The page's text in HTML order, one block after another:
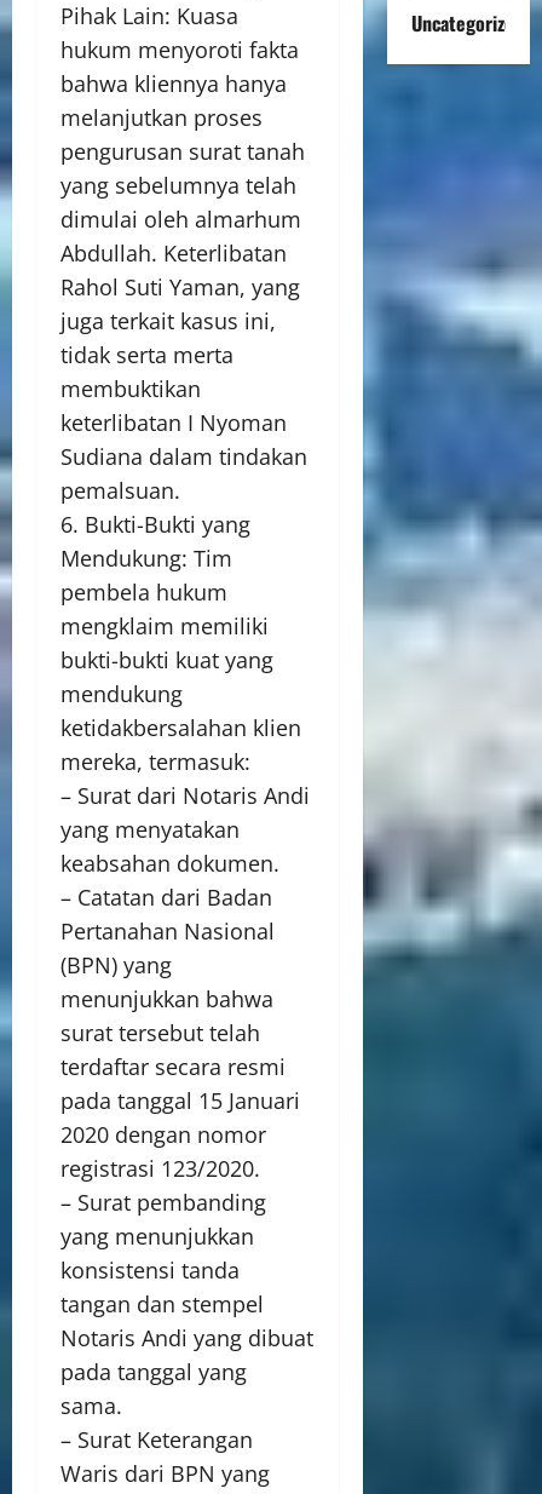
Pihak Lain: Kuasa
hukum menyoroti fakta
bahwa kliennya hanya
melanjutkan proses
pengurusan surat tanah
yang sebelumnya telah
dimulai oleh almarhum
Abdullah. Keterlibatan
Rahol Suti Yaman, yang
juga terkait kasus ini,
tidak serta merta
membuktikan
keterlibatan I Nyoman
Sudiana dalam tindakan
pemalsuan.
6. Bukti-Bukti yang
Mendukung: Tim
pembela hukum
mengklaim memiliki
bukti-bukti kuat yang
mendukung
ketidakbersalahan klien
mereka, termasuk:
– Surat dari Notaris Andi
yang menyatakan
keabsahan dokumen.
– Catatan dari Badan
Pertanahan Nasional
(BPN) yang
menunjukkan bahwa
surat tersebut telah
terdaftar secara resmi
pada tanggal 15 Januari
2020 dengan nomor
registrasi 123/2020.
– Surat pembanding
yang menunjukkan
konsistensi tanda
tangan dan stempel
Notaris Andi yang dibuat
pada tanggal yang
sama.
– Surat Keterangan
Waris dari BPN yang
Uncategorized